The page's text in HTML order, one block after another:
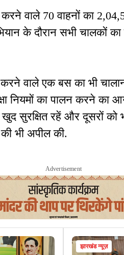
करने वाले 70 वाहनों का
के दौरान सभी चालकों
करने वाले एक बस का भी
नियमों का पालन करने का
खुद सुरक्षित रहें और दूसरों को
भी अपील की.
Advertisement
झारखंड न्यूज़